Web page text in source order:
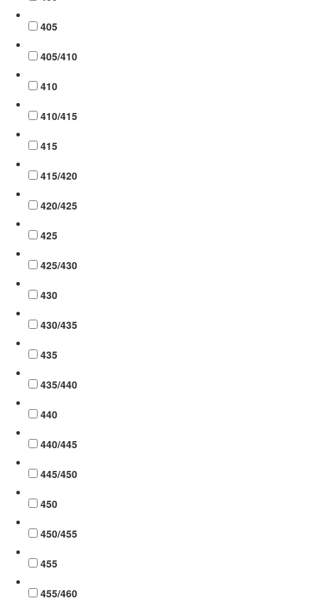
405
405/410
410
410/415
415
415/420
420/425
425
425/430
430
430/435
435
435/440
440
440/445
445/450
450
450/455
455
455/460